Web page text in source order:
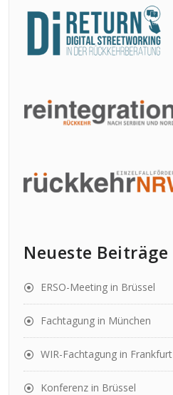
Neueste Beiträge
ERSO-Meeting in Brüssel
Fachtagung in München
WIR-Fachtagung in Frankfurt
Konferenz in Brüssel